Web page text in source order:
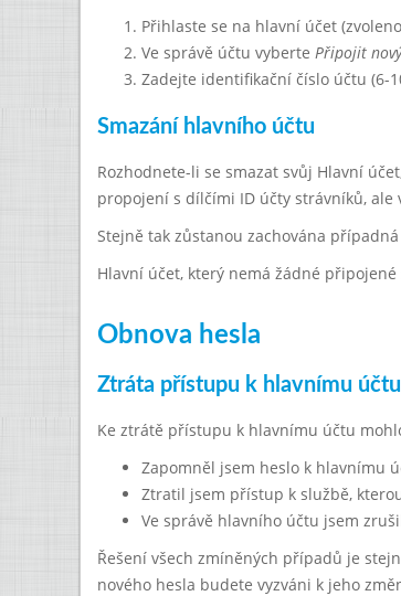
Přihlaste se na hlavní účet
Ve správě účtu vyberte Připojit
Zadejte identifikační číslo účtu (6-
Smazání hlavního účtu
Rozhodnete-li se smazat svůj Hlavní
propojení s dílčími ID účty strávníků,
Stejně tak zůstanou zachována
Hlavní účet, který nemá žádné
Obnova hesla
Ztráta přístupu k hlavnímu účtu
Ke ztrátě přístupu k hlavnímu účtu
Zapomněl jsem heslo k hlavnímu
Ztratil jsem přístup k službě,
Ve správě hlavního účtu jsem
Řešení všech zmíněných případů je
nového hesla budete vyzváni k jeho